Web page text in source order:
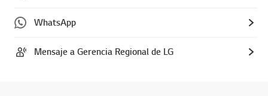
WhatsApp
Mensaje a Gerencia Regional de LG